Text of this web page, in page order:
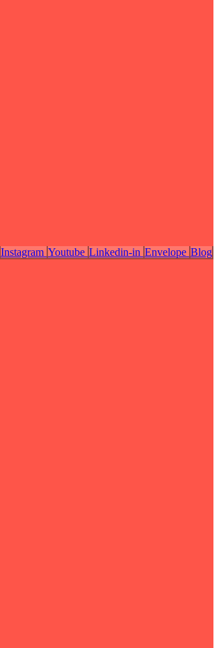
Instagram Youtube Linkedin-in Envelope Blog